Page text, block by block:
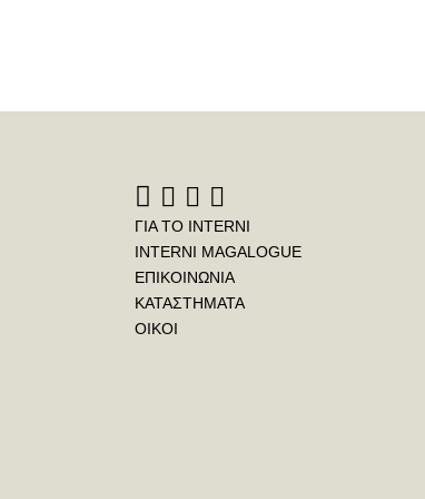
ΓΙΑ ΤΟ INTERNI
INTERNI MAGALOGUE
ΕΠΙΚΟΙΝΩΝΙΑ
ΚΑΤΑΣΤΗΜΑΤΑ
ΟΙΚΟΙ